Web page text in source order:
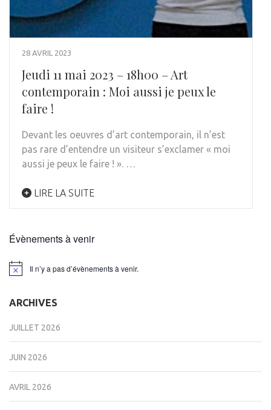
28 AVRIL 2023
Jeudi 11 mai 2023 – 18h00 – Art
contemporain : Moi aussi je peux le
faire !
Devant les oeuvres d’art contemporain, il n’est
pas rare d’entendre un visiteur s’exclamer « moi
aussi je peux le faire ! ». …
LIRE LA SUITE
Évènements à venir
Notice Il n’y a pas d’évènements à venir.
ARCHIVES
JUILLET 2026
JUIN 2026
AVRIL 2026